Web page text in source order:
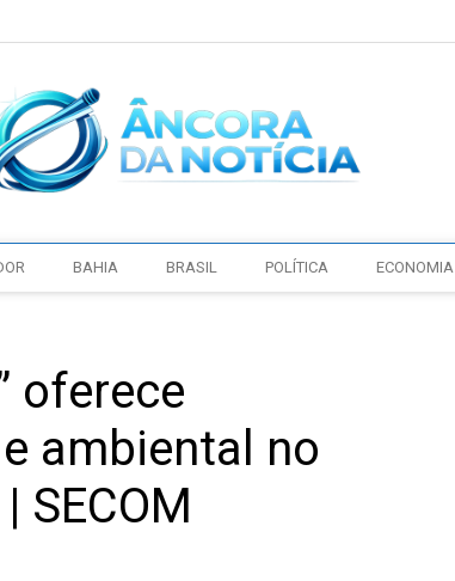
BAHIA BRASIL POLÍTICA ECONOMIA
oferece
ambiental no
SECOM